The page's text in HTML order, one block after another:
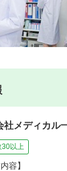
社メディカル
30以上
容】